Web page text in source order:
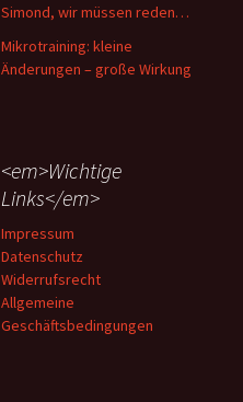
Simond, wir müssen reden…
Mikrotraining: kleine
Änderungen – große Wirkung
<em>Wichtige
Links</em>
Impressum
Datenschutz
Widerrufsrecht
Allgemeine
Geschäftsbedingungen